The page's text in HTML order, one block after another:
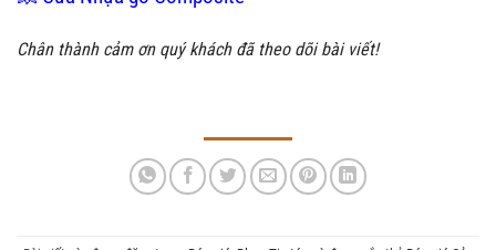
Chân thành cảm ơn quý khách đã theo dõi bài viết!